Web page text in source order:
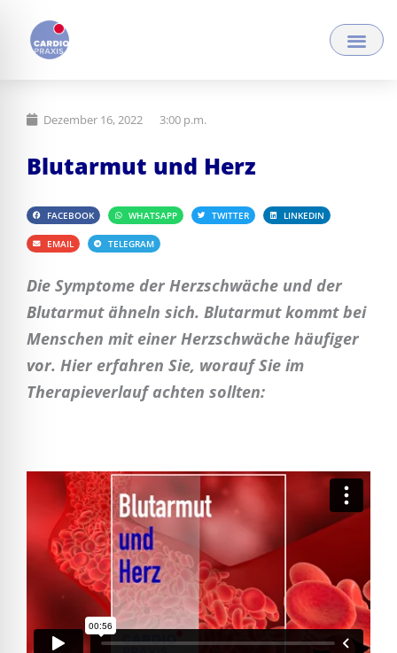
Inhalt
springen
Dezember 16, 2022 3:00 p.m.
Blutarmut und Herz
FACEBOOK WHATSAPP TWITTER LINKEDIN
EMAIL TELEGRAM
Die Symptome der Herzschwäche und der
Blutarmut ähneln sich. Blutarmut kommt bei
Menschen mit einer Herzschwäche häufiger
vor. Hier erfahren Sie, worauf Sie im
Therapieverlauf achten sollten: